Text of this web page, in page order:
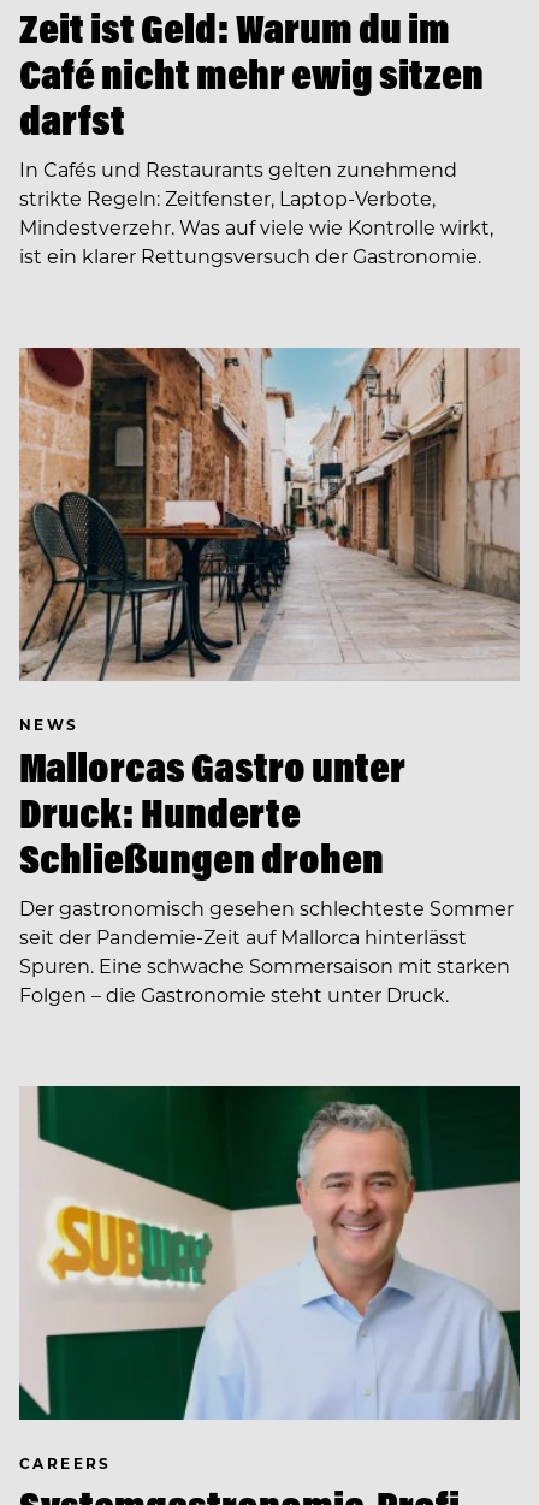
Zeit ist Geld: Warum du im
Café nicht mehr ewig sitzen
darfst
In Cafés und Restaurants gelten zunehmend
strikte Regeln: Zeitfenster, Laptop-Verbote,
Mindestverzehr. Was auf viele wie Kontrolle wirkt,
ist ein klarer Rettungsversuch der Gastronomie.
NEWS
Mallorcas Gastro unter
Druck: Hunderte
Schließungen drohen
Der gastronomisch gesehen schlechteste Sommer
seit der Pandemie-Zeit auf Mallorca hinterlässt
Spuren. Eine schwache Sommersaison mit starken
Folgen – die Gastronomie steht unter Druck.
CAREERS